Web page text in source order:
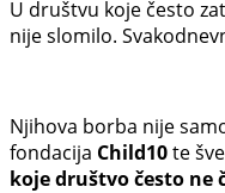
U društvu koje često
nije slomilo.
Njihova borba nije
fondacija Child10te
koje društvo često ne